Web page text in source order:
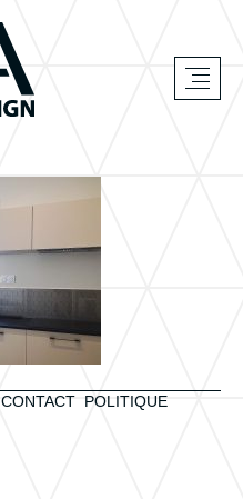
CONTACT POLITIQUE